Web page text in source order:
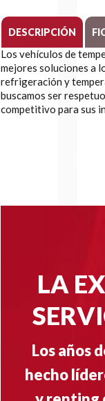
DESCRIPCIÓN
Los vehículos de
mejores soluciones a
refrigeración y
buscamos ser
competitivo para sus
LA
Los años
hecho